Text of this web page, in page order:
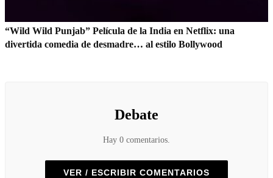
“Wild Wild Punjab” Película de la India en Netflix: una
divertida comedia de desmadre… al estilo Bollywood
Debate
Hay 0 comentarios.
VER / ESCRIBIR COMENTARIOS